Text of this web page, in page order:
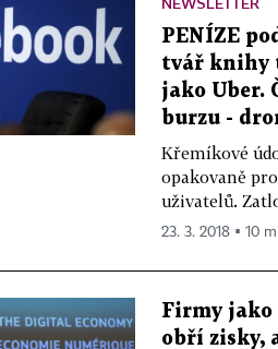
PENÍZE
tvář knihy
jako Uber.
burzu -
Křemíkové
opakovaně
uživatelů.
23. 3. 2018 ▪ 10
Firmy jako
obří zisky,